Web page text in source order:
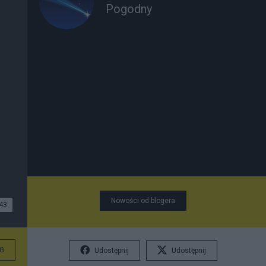
43
Pogodny
Nowości od blogera
Udostępnij Udostępnij